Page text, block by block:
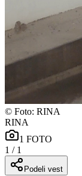
© Foto: RINA
RINA
1 FOTO
1 / 1
Podeli vest